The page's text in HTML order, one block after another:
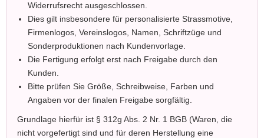
Widerrufsrecht ausgeschlossen.
Dies gilt insbesondere für personalisierte Strassmotive,
Firmenlogos, Vereinslogos, Namen, Schriftzüge und
Sonderproduktionen nach Kundenvorlage.
Die Fertigung erfolgt erst nach Freigabe durch den
Kunden.
Bitte prüfen Sie Größe, Schreibweise, Farben und
Angaben vor der finalen Freigabe sorgfältig.
Grundlage hierfür ist § 312g Abs. 2 Nr. 1 BGB (Waren, die
nicht vorgefertigt sind und für deren Herstellung eine